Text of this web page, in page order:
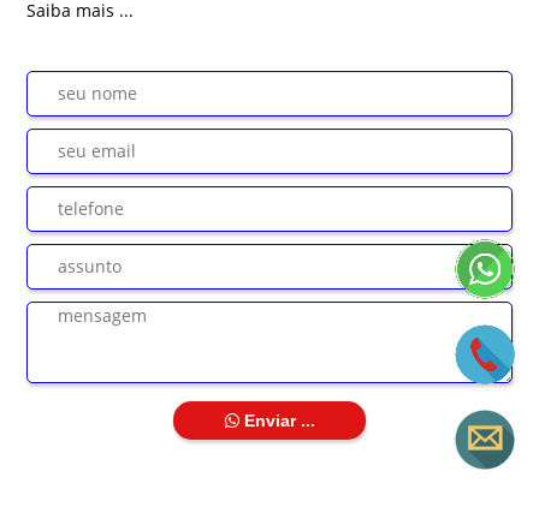
Saiba mais ...
Enviar ...